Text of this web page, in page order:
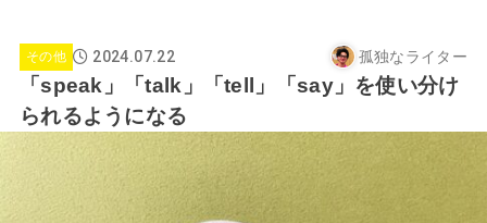
その他 2024.07.22 孤独なライター
「speak」「talk」「tell」「say」を使い分け
られるようになる